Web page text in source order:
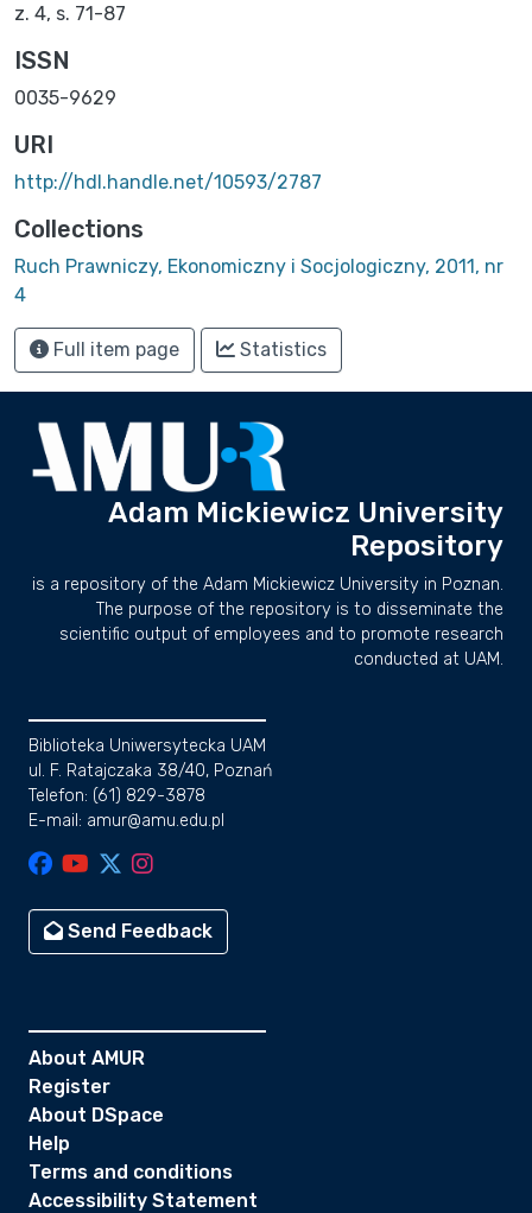
z. 4, s. 71-87
ISSN
0035-9629
URI
http://hdl.handle.net/10593/2787
Collections
Ruch Prawniczy, Ekonomiczny i Socjologiczny, 2011, nr
4
Full item page Statistics
Adam Mickiewicz University
Repository
is a repository of the Adam Mickiewicz University in Poznan.
The purpose of the repository is to disseminate the
scientific output of employees and to promote research
conducted at UAM.
Biblioteka Uniwersytecka UAM
ul. F. Ratajczaka 38/40, Poznań
Telefon: (61) 829-3878
E-mail: amur@amu.edu.pl
Send Feedback
About AMUR
Register
About DSpace
Help
Terms and conditions
Accessibility Statement